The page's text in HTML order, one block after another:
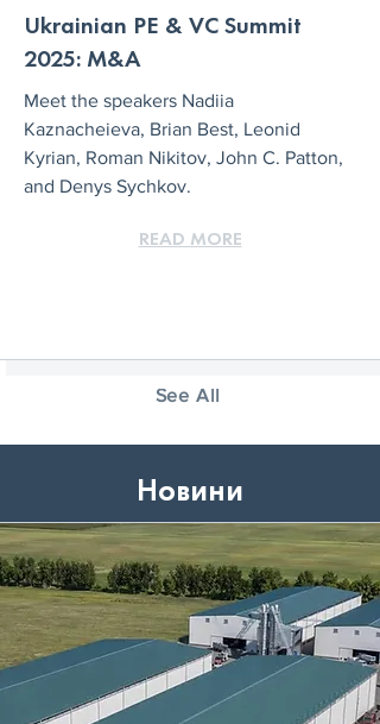
Ukrainian PE & VC Summit
2025: M&A
Meet the speakers Nadiia
Kaznacheieva, Brian Best, Leonid
Kyrian, Roman Nikitov, John C. Patton,
and Denys Sychkov.
READ MORE
See All
Новини